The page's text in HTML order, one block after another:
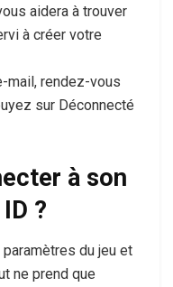
aidera à trouver
à créer votre
mail, rendez-vous
sur Déconnecté
à son
?
du jeu et
ne prend que